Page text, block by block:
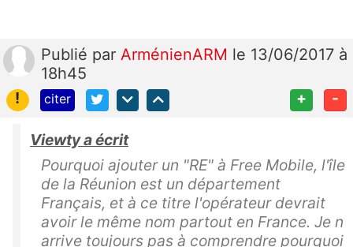
Publié par ArménienARM le 13/06/2017 à
18h45
!
citer + -
Viewty a écrit
Pourquoi ajouter un "RE" à Free Mobile, l'île
de la Réunion est un département
Français, et à ce titre l'opérateur devrait
avoir le même nom partout en France. Je n
arrive toujours pas à comprendre pourquoi